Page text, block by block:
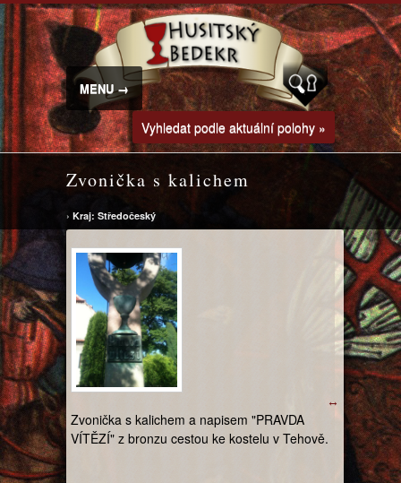
MENU →
Vyhledat podle aktuální polohy »
Zvonička s kalichem
› Kraj: Středočeský
↔
Zvonička s kalichem a napisem "PRAVDA
VÍTĚZÍ" z bronzu cestou ke kostelu v Tehově.